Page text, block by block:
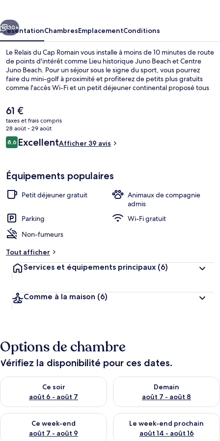
Romain
Suivant
30+
PrésentationChambresEmplacementConditions
Le Relais du Cap Romain vous installe à moins de 10 minutes de route
de points d'intérêt comme Lieu historique Juno Beach et Centre
Juno Beach. Pour un séjour sous le signe du sport, vous pourrez
faire du mini-golf à proximité et profiterez de petits plus gratuits
comme l'accès Wi-Fi et un petit déjeuner continental proposé tous
Le
prix
actuel
est
de
61 €
taxes et frais compris
28 août - 29 août
Avis
voyageurs
8,68,6 sur 10
ExcellentAfficher 39 avis
Équipements populaires
Petit déjeuner gratuit
Animaux de compagnie
admis
Parking
Wi-Fi gratuit
Non-fumeurs
Tout afficher
Services et équipements principaux (6)
Comme à la maison (6)
Options de chambre
Vérifiez la disponibilité pour ces dates.
Ce soir
août 6 - août 7
Vérifier la disponibilité pour ce soir août 6 - août 7
Demain
août 7 - août 8
Vérifier la disponibilité pour
Ce week-end
août 7 - août 9
Vérifier la disponibilité pour ce week-end août 7 - août 9
Le week-end prochain
août 14 - août 16
Vérifier la disponibilité pour